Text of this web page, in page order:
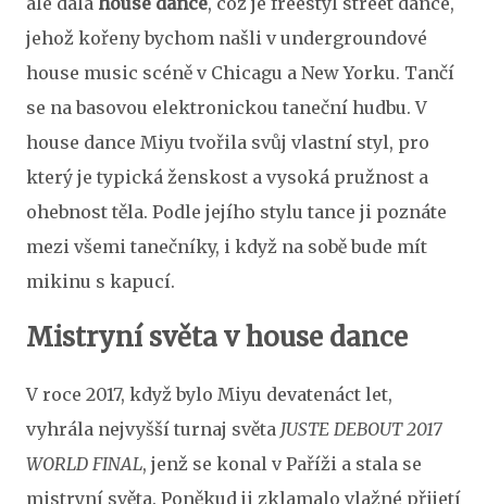
jehož kořeny bychom našli v undergroundové
house music scéně v Chicagu a New Yorku. Tančí
se na basovou elektronickou taneční hudbu. V
house dance Miyu tvořila svůj vlastní styl, pro
který je typická ženskost a vysoká pružnost a
ohebnost těla. Podle jejího stylu tance ji poznáte
mezi všemi tanečníky, i když na sobě bude mít
mikinu s kapucí.
Mistryní světa v house dance
V roce 2017, když bylo Miyu devatenáct let,
vyhrála nejvyšší turnaj světa JUSTE DEBOUT 2017
WORLD FINAL, jenž se konal v Paříži a stala se
mistryní světa. Poněkud ji zklamalo vlažné přijetí